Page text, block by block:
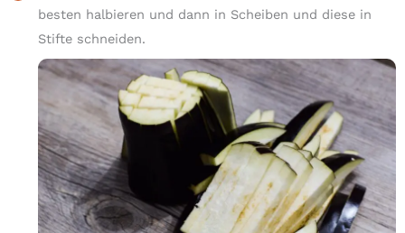
besten halbieren und dann in Scheiben und diese in
Stifte schneiden.